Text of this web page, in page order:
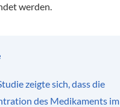
werden.
zeigte sich, dass die
des Medikaments im